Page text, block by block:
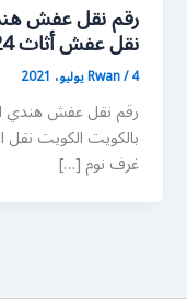
نقل عفش أثاث 24 ساعة
Rwan/4 يوليو، 2021
رقم نقل عفش هندي
بالكويت الكويت نقل
غرف نوم […]